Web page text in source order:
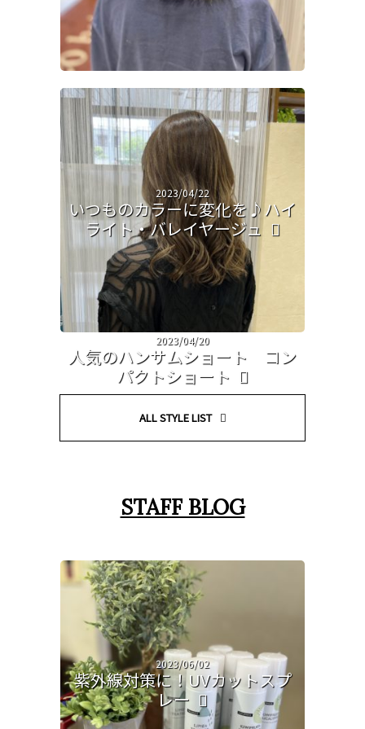
2023/04/22
いつものカラーに変化を♪ハイ
ライト・バレイヤージュ
2023/04/20
人気のハンサムショート コン
パクトショート
ALL STYLE LIST
STAFF BLOG
2023/06/02
紫外線対策に！UVカットスプ
レー